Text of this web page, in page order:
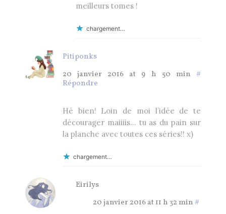
meilleurs tomes !
chargement…
Pitiponks
20 janvier 2016 at 9 h 50 min #
Répondre
Hé bien! Loin de moi l’idée de te
décourager maiiiis… tu as du pain sur
la planche avec toutes ces séries!! x)
chargement…
Eirilys
20 janvier 2016 at 11 h 32 min#